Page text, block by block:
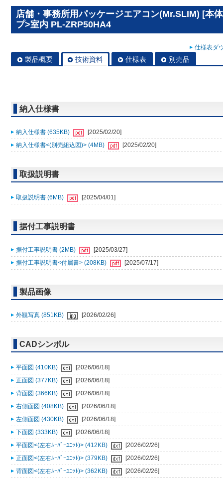
店舗・事務所用パッケージエアコン(Mr.SLIM) [本
プ>室内 PL-ZRP50HA4
仕様表ダ
製品概要 技術資料 仕様表 別売品
納入仕様書
納入仕様書 (635KB)
[2025/02/20]
納入仕様書<(別売組込図)> (4MB)
[2025/02/20]
取扱説明書
取扱説明書 (6MB) [2025/04/01]
据付工事説明書
据付工事説明書 (2MB)
[2025/03/27]
据付工事説明書<付属書> (208KB)
[2025/07/17]
製品画像
外観写真 (851KB) [2026/02/26]
CADシンボル
平面図 (410KB)
[2026/06/18]
正面図 (377KB)
[2026/06/18]
背面図 (366KB)
[2026/06/18]
右側面図 (408KB)
[2026/06/18]
左側面図 (430KB)
[2026/06/18]
下面図 (333KB)
[2026/06/18]
平面図<(左右ﾙｰﾊﾞｰﾕﾆｯﾄ)> (412KB)
[2026/02/26]
正面図<(左右ﾙｰﾊﾞｰﾕﾆｯﾄ)> (379KB)
[2026/02/26]
背面図<(左右ﾙｰﾊﾞｰﾕﾆｯﾄ)> (362KB)
[2026/02/26]